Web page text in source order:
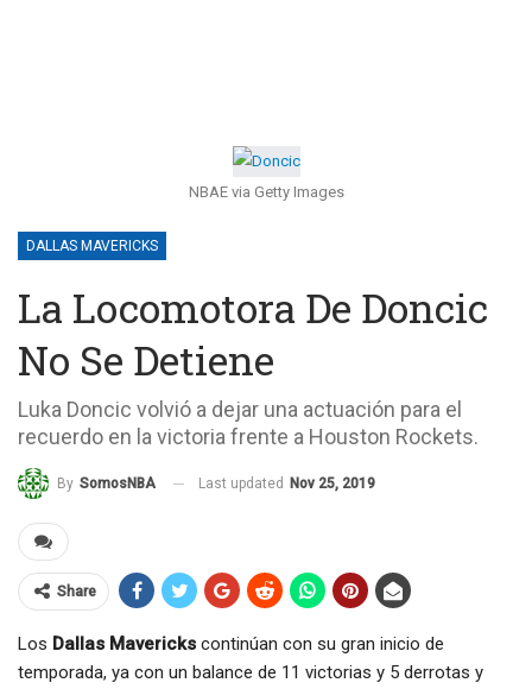
NBAE via Getty Images
DALLAS MAVERICKS
La Locomotora De Doncic
No Se Detiene
Luka Doncic volvió a dejar una actuación para el
recuerdo en la victoria frente a Houston Rockets.
By SomosNBA Last updated Nov 25, 2019
Share
Los Dallas Mavericks continúan con su gran inicio de
temporada, ya con un balance de 11 victorias y 5 derrotas y